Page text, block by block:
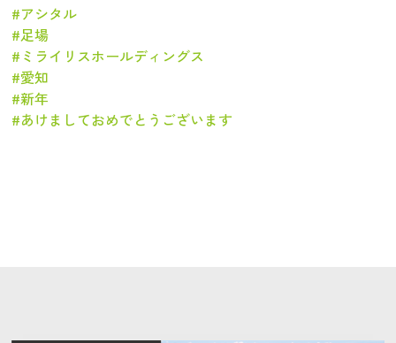
#アシタル
#足場
#ミライリスホールディングス
#愛知
#新年
#あけましておめでとうございます